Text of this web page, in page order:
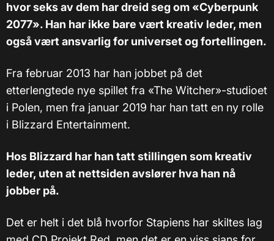
hvor seks av dem har dreid seg om «Cyberpunk
2077». Han har ikke bare vært kreativ leder, men
også vært ansvarlig for universet og fortellingen.
Fra februar 2013 har han jobbet på det
etterlengtede nye spillet fra «The Witcher»-studioet
i Polen, men fra januar 2019 har han tatt en ny rolle
i Blizzard Entertainment.
Hos Blizzard har han tatt stillingen som kreativ
leder, uten at nettsiden avslører hva han nå
jobber på.
Det er helt i det blå hvorfor Stapiens har skiltes lag